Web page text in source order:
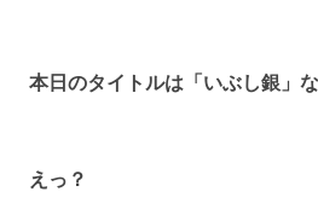
本日のタイトルは「いぶし銀」
えっ？